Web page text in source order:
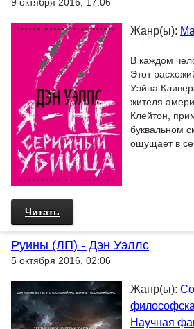
Жанр(ы):
В каждом
Этот
Уэйна
жителя
Клейтон,
буквальном
ощущает в
Читать
Руины (ЛП) - Дэн Уэллс
5 октября 2016, 02:06
Жанр(ы):
Научная